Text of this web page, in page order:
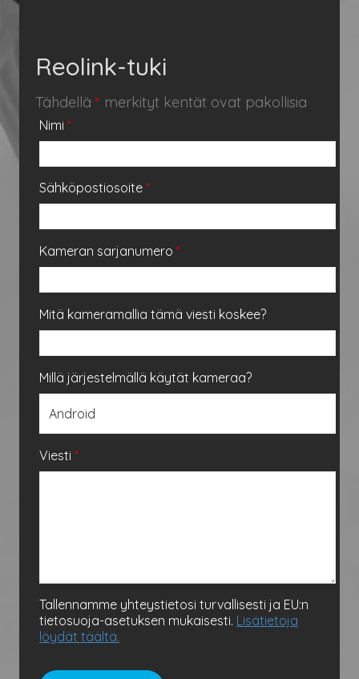
Reolink-tuki
Tähdellä * merkityt kentät ovat pakollisia
Nimi *
Sähköpostiosoite *
Kameran sarjanumero *
Mitä kameramallia tämä viesti koskee?
Millä järjestelmällä käytät kameraa?
Viesti *
Tallennamme yhteystietosi turvallisesti ja EU:n
tietosuoja-asetuksen mukaisesti. Lisätietoja
löydät täältä.